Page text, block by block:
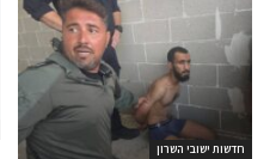
חדשות ישובי השרון